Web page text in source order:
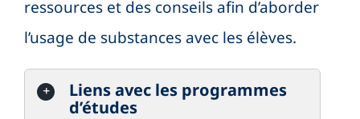
ressources et des conseils afin d’aborder
l’usage de substances avec les élèves.
Liens avec les programmes
d’études